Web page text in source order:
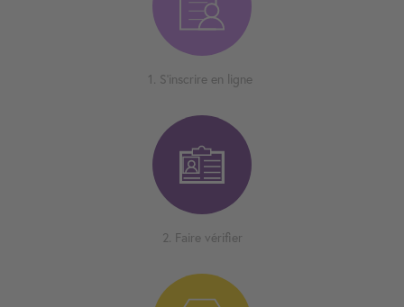
1. S'inscrire en ligne
2. Faire vérifier